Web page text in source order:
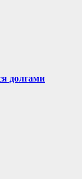
долгами